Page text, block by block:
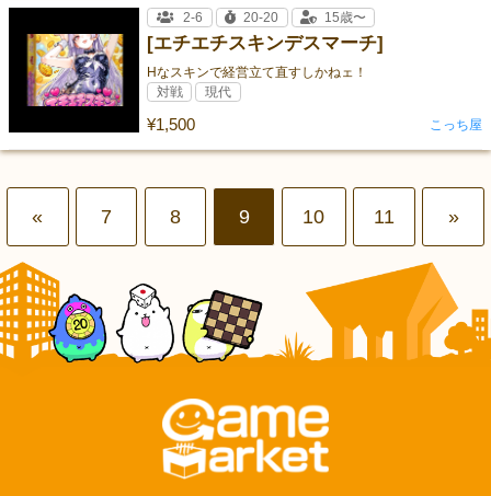
[エチエチスキンデスマーチ]
Hなスキンで経営立て直すしかねェ！
¥1,500
2-6
20-20 15歳〜
対戦 現代
こっち屋
« 7 8 9 10 11 »